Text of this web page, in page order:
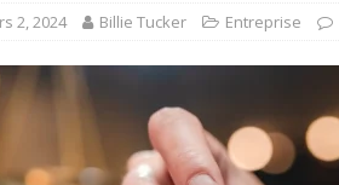
2, 2024 Billie Tucker Entreprise